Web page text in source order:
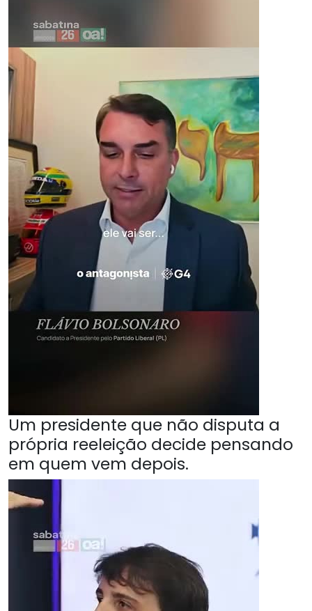
Um presidente que não disputa a
própria reeleição decide pensando
em quem vem depois.